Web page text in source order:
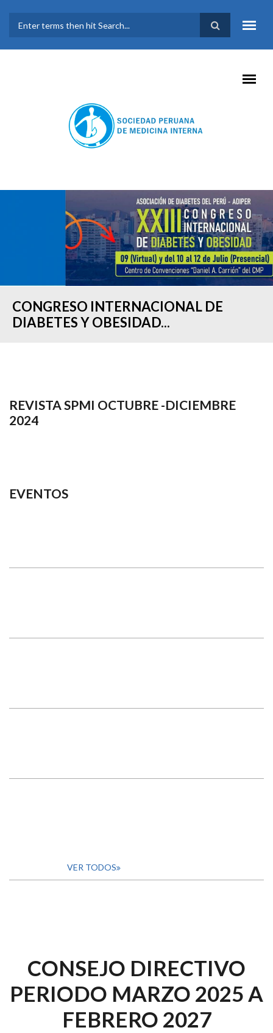
FORMULARIO DE
BÚSQUEDA
CONGRESO INTERNACIONAL DE
DIABETES Y OBESIDAD...
REVISTA SPMI OCTUBRE -DICIEMBRE
2024
EVENTOS
VER TODOS
CONSEJO DIRECTIVO
PERIODO MARZO 2025 A
FEBRERO 2027